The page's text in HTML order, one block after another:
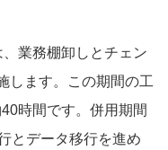
業務棚卸しとチェン
します。この期間の工
時間です。併用期間
とデータ移行を進め